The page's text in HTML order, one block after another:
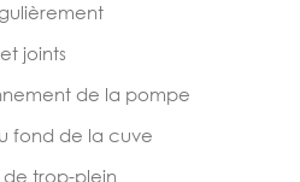
joints
de la pompe
fond de la cuve
de trop-plein